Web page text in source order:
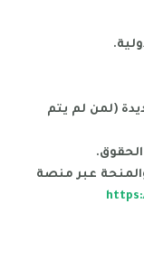
جديدة (لمن لم يتم